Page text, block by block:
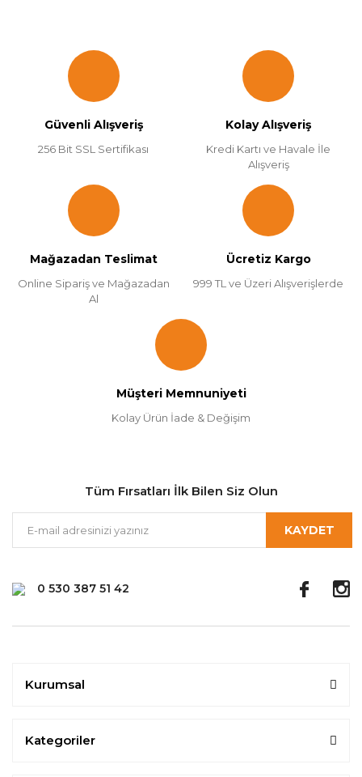
Güvenli Alışveriş
256 Bit SSL Sertifikası
Kolay Alışveriş
Kredi Kartı ve Havale İle
Alışveriş
Mağazadan Teslimat
Online Sipariş ve Mağazadan
Al
Ücretiz Kargo
999 TL ve Üzeri Alışverişlerde
Müşteri Memnuniyeti
Kolay Ürün İade & Değişim
0 530 387 51 42
Tüm Fırsatları İlk Bilen Siz Olun
KAYDET
Kurumsal
Kategoriler